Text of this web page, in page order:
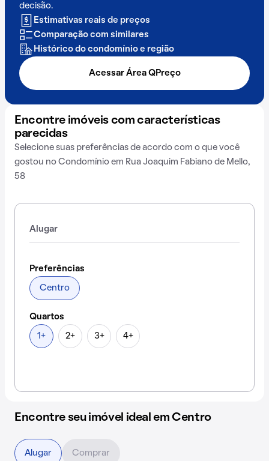
decisão.
Estimativas reais de preços
Comparação com similares
Histórico do condomínio e região
Acessar Área QPreço
Encontre imóveis com características
parecidas
Selecione suas preferências de acordo com o que você
gostou no Condomínio em Rua Joaquim Fabiano de Mello,
58
Alugar
Preferências
Centro
Quartos
1+ 2+ 3+ 4+
Encontre seu imóvel ideal em Centro
Alugar Comprar